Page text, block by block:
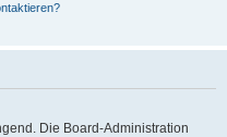
Die Board-Administration